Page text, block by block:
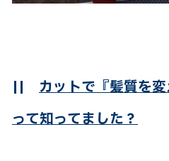
|| カットで『髪質を
って知ってました？